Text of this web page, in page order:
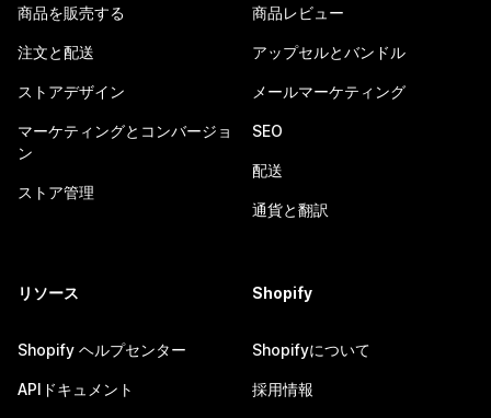
商品を販売する
注文と配送
ストアデザイン
マーケティングとコンバージョ
ン
ストア管理
商品レビュー
アップセルとバンドル
メールマーケティング
SEO
配送
通貨と翻訳
リソース
Shopify ヘルプセンター
APIドキュメント
Shopify
Shopifyについて
採用情報